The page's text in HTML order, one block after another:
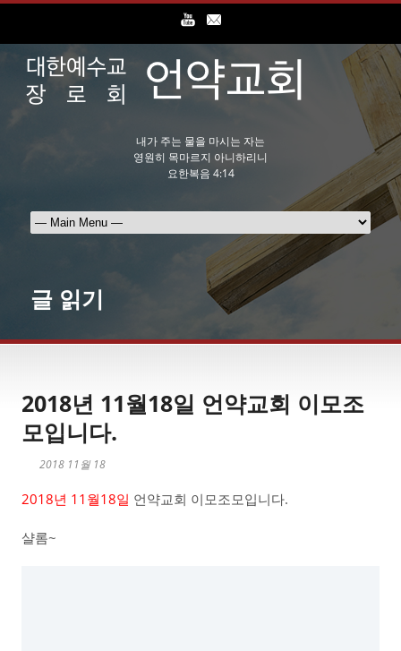
내가 주는 물을 마시는 자는
영원히 목마르지 아니하리니
요한복음 4:14
글 읽기
2018년 11월18일 언약교회 이모조
모입니다.
2018 11월 18
2018년 11월18일 언약교회 이모조모입니다.
샬롬~